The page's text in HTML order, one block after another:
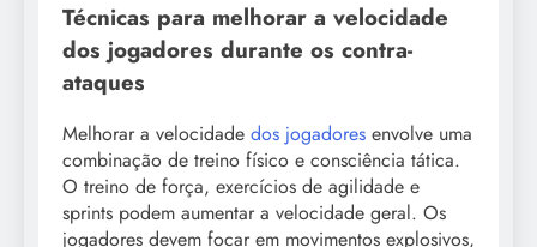
Técnicas para melhorar a velocidade
dos jogadores durante os contra-
ataques
Melhorar a velocidade dos jogadores envolve uma
combinação de treino físico e consciência tática.
O treino de força, exercícios de agilidade e
sprints podem aumentar a velocidade geral. Os
jogadores devem focar em movimentos explosivos,